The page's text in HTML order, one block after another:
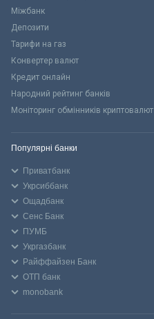
Міжбанк
Депозити
Тарифи на газ
Конвертер валют
Кредит онлайн
Народний рейтинг банків
Моніторинг обмінників криптовалют
Популярні банки
Приватбанк
Укрсиббанк
Ощадбанк
Сенс Банк
ПУМБ
Укргазбанк
Райффайзен Банк
ОТП банк
monobank